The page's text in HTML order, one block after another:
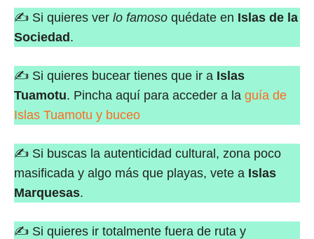
✍ Si quieres ver lo famoso quédate en Islas de la
Sociedad.
✍ Si quieres bucear tienes que ir a Islas
Tuamotu. Pincha aquí para acceder a la guía de
Islas Tuamotu y buceo
✍ Si buscas la autenticidad cultural, zona poco
masificada y algo más que playas, vete a Islas
Marquesas.
✍ Si quieres ir totalmente fuera de ruta y